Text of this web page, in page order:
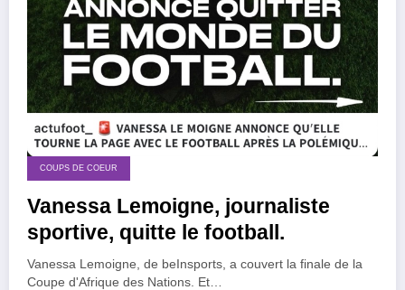
COUPS DE COEUR
Vanessa Lemoigne, journaliste
sportive, quitte le football.
Vanessa Lemoigne, de beInsports, a couvert la finale de la
Coupe d'Afrique des Nations. Et…